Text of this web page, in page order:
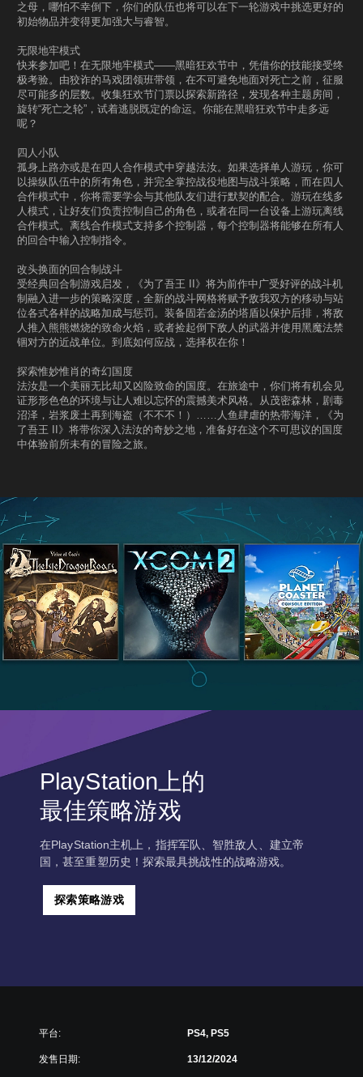
之母，哪怕不幸倒下，你们的队伍也将可以在下一轮游戏中挑选更好的
初始物品并变得更加强大与睿智。
无限地牢模式
快来参加吧！在无限地牢模式——黑暗狂欢节中，凭借你的技能接受终
极考验。由狡诈的马戏团领班带领，在不可避免地面对死亡之前，征服
尽可能多的层数。收集狂欢节门票以探索新路径，发现各种主题房间，
旋转“死亡之轮”，试着逃脱既定的命运。你能在黑暗狂欢节中走多远
呢？
四人小队
孤身上路亦或是在四人合作模式中穿越法汝。如果选择单人游玩，你可
以操纵队伍中的所有角色，并完全掌控战役地图与战斗策略，而在四人
合作模式中，你将需要学会与其他队友们进行默契的配合。游玩在线多
人模式，让好友们负责控制自己的角色，或者在同一台设备上游玩离线
合作模式。离线合作模式支持多个控制器，每个控制器将能够在所有人
的回合中输入控制指令。
改头换面的回合制战斗
受经典回合制游戏启发，《为了吾王 II》将为前作中广受好评的战斗机
制融入进一步的策略深度，全新的战斗网格将赋予敌我双方的移动与站
位各式各样的战略加成与惩罚。装备固若金汤的塔盾以保护后排，将敌
人推入熊熊燃烧的致命火焰，或者捡起倒下敌人的武器并使用黑魔法禁
锢对方的近战单位。到底如何应战，选择权在你！
探索惟妙惟肖的奇幻国度
法汝是一个美丽无比却又凶险致命的国度。在旅途中，你们将有机会见
证形形色色的环境与让人难以忘怀的震撼美术风格。从茂密森林，剧毒
沼泽，岩浆废土再到海盗（不不不！）……人鱼肆虐的热带海洋，《为
了吾王 II》将带你深入法汝的奇妙之地，准备好在这个不可思议的国度
中体验前所未有的冒险之旅。
PlayStation上的
最佳策略游戏
在PlayStation主机上，指挥军队、智胜敌人、建立帝
国，甚至重塑历史！探索最具挑战性的战略游戏。
探索策略游戏
平台: PS4, PS5
发售日期: 13/12/2024